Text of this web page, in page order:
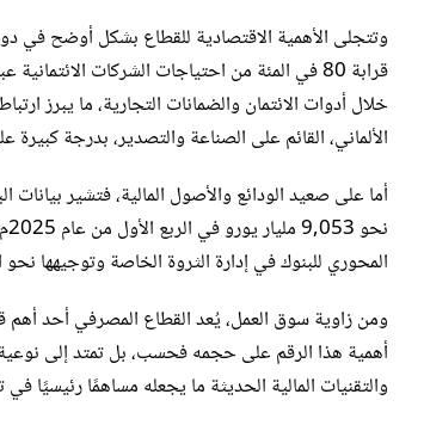
خلال أدوات الائتمان والضمانات التجارية، ما يبرز
الألماني، القائم على الصناعة والتصدير، بدرجة
المحوري للبنوك في إدارة الثروة الخاصة وتوجيهها نحو
أهمية هذا الرقم على حجمه فحسب، بل تمتد إلى نوعية
والتقنيات المالية الحديثة ما يجعله مساهمًا رئيسيًا